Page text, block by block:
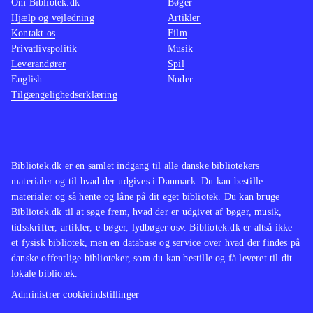
Bibliotek.dk er en samlet indgang til alle danske bibliotekers
materialer og til hvad der udgives i Danmark. Du kan bestille
materialer og så hente og låne på dit eget bibliotek. Du kan bruge
Bibliotek.dk til at søge frem, hvad der er udgivet af bøger, musik,
tidsskrifter, artikler, e-bøger, lydbøger osv. Bibliotek.dk er altså ikke
et fysisk bibliotek, men en database og service over hvad der findes på
danske offentlige biblioteker, som du kan bestille og få leveret til dit
lokale bibliotek.
Administrer cookieindstillinger
Om Bibliotek.dk
Hjælp og vejledning
Kontakt os
Privatlivspolitik
Leverandører
English
Tilgængelighedserklæring
Bøger
Artikler
Film
Musik
Spil
Noder